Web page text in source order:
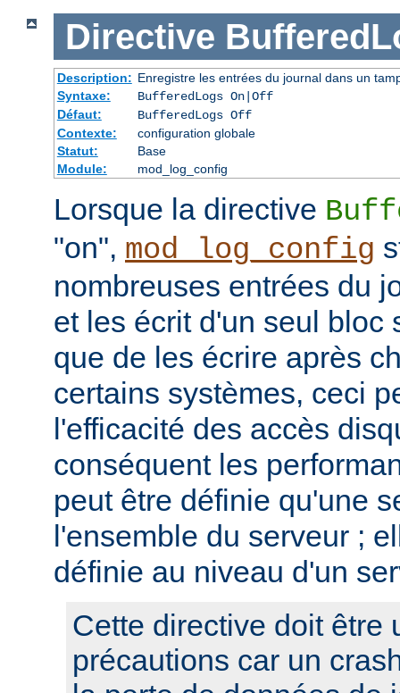
Directive
Description: Enregistre les entrées du journal dans un
Syntaxe:
BufferedLogs On|Off
Défaut:
BufferedLogs Off
Contexte:
configuration globale
Statut:
Base
Module:
mod_log_config
Lorsque la directive
"on", mod_log_config
nombreuses entrées du
et les écrit d'un seul bloc
que de les écrire après
certains systèmes, ceci
l'efficacité des accès
conséquent les
peut être définie qu'une
l'ensemble du serveur ;
définie au niveau d'un
Cette directive doit être
précautions car un